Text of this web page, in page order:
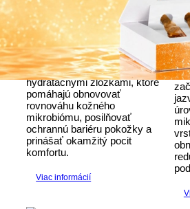
Maska, 50 ml
Intenzívna regeneračná
maska pre citlivú, suchú a
dehydrovanú pleť. Kombinuje
moderné probiotické aktívne
látky s výživnými olejmi a
hydratačnými zložkami, ktoré
pomáhajú obnovovať
rovnováhu kožného
mikrobiómu, posilňovať
ochrannú bariéru pokožky a
prinášať okamžitý pocit
komfortu.
Viac informácií